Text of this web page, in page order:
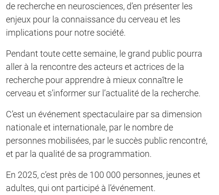
de recherche en neurosciences, d’en présenter les
enjeux pour la connaissance du cerveau et les
implications pour notre société.
Pendant toute cette semaine, le grand public pourra
aller à la rencontre des acteurs et actrices de la
recherche pour apprendre à mieux connaître le
cerveau et s’informer sur l’actualité de la recherche.
C’est un événement spectaculaire par sa dimension
nationale et internationale, par le nombre de
personnes mobilisées, par le succès public rencontré,
et par la qualité de sa programmation.
En 2025, c’est près de 100 000 personnes, jeunes et
adultes, qui ont participé à l’événement.